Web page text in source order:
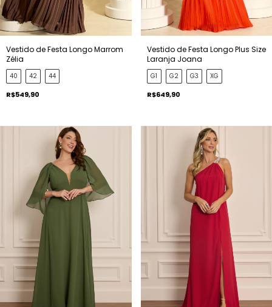
Vestido de Festa Longo Marrom
Zélia
40 42 44
R$549,90
Vestido de Festa Longo Plus Size
Laranja Joana
G1 G2 G3 XG
R$649,90